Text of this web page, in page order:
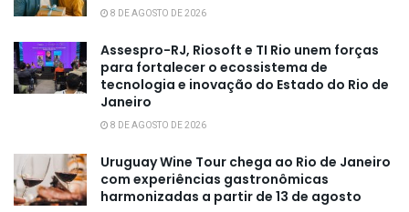
8 DE AGOSTO DE 2026
Assespro-RJ, Riosoft e TI Rio unem forças
para fortalecer o ecossistema de
tecnologia e inovação do Estado do Rio de
Janeiro
8 DE AGOSTO DE 2026
Uruguay Wine Tour chega ao Rio de Janeiro
com experiências gastronômicas
harmonizadas a partir de 13 de agosto